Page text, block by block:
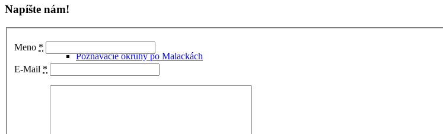
Poznávacie okruhy po Malackách
Napíšte nám!
Meno *
E-Mail *